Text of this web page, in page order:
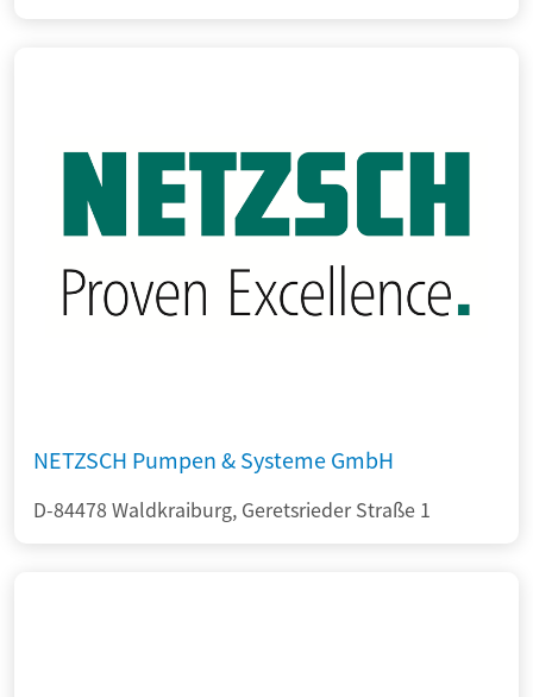
NETZSCH Pumpen & Systeme GmbH
D-84478 Waldkraiburg, Geretsrieder Straße 1